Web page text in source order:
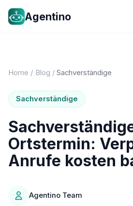
Agentino
Home / Blog / Sachverständige
Sachverständige
Ortstermin:
Anrufe kosten
Agentino Team